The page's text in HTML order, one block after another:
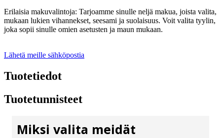
Erilaisia ​​makuvalintoja: Tarjoamme sinulle neljä makua, joista valita,
mukaan lukien vihannekset, seesami ja suolaisuus. Voit valita tyylin,
joka sopii sinulle omien asetusten ja maun mukaan.
Lähetä meille sähköpostia
Tuotetiedot
Tuotetunnisteet
Miksi valita meidät